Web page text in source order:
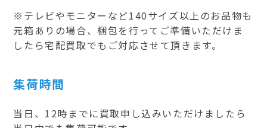
※テレビやモニターなど140サイズ以上のお品物も
元箱ありの場合、梱包を行ってご準備いただけま
したら宅配買取でもご対応させて頂きます。
集荷時間
当日、12時までに買取申し込みいただけましたら